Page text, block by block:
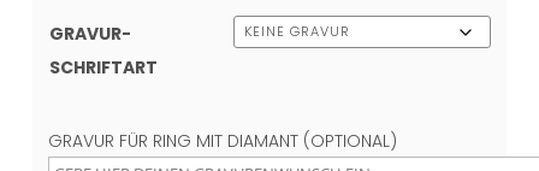
GRAVUR-
SCHRIFTART
GRAVUR FÜR RING MIT DIAMANT (OPTIONAL)